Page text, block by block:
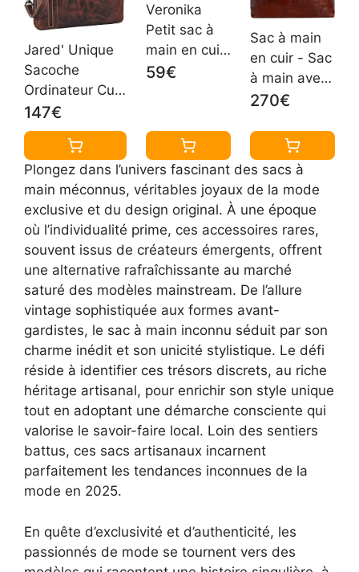
Jared' Unique
Sacoche
Ordinateur Cuir
Sac Ordinateur
15.6 Pouces à
16 Cartable
Homme
Vintage Sac de
Travail Femme
Sac à Main
Bandoulière
Cuir Véritable,
Couleur:Salerno
- Marron
147€
Veronika
Petit sac à
main en cuir
pour femme
bandoulière,
marron,
Taille unique
59€
Sac à main
en cuir - Sac
à main avec
poignée
Portefeuille
en cuir
pleine fleur
pour femme
- Résistance
au temps
270€
Plongez dans l’univers fascinant des sacs à
main méconnus, véritables joyaux de la mode
exclusive et du design original. À une époque
où l’individualité prime, ces accessoires rares,
souvent issus de créateurs émergents, offrent
une alternative rafraîchissante au marché
saturé des modèles mainstream. De l’allure
vintage sophistiquée aux formes avant-
gardistes, le sac à main inconnu séduit par son
charme inédit et son unicité stylistique. Le défi
réside à identifier ces trésors discrets, au riche
héritage artisanal, pour enrichir son style unique
tout en adoptant une démarche consciente qui
valorise le savoir-faire local. Loin des sentiers
battus, ces sacs artisanaux incarnent
parfaitement les tendances inconnues de la
mode en 2025.
En quête d’exclusivité et d’authenticité, les
passionnés de mode se tournent vers des